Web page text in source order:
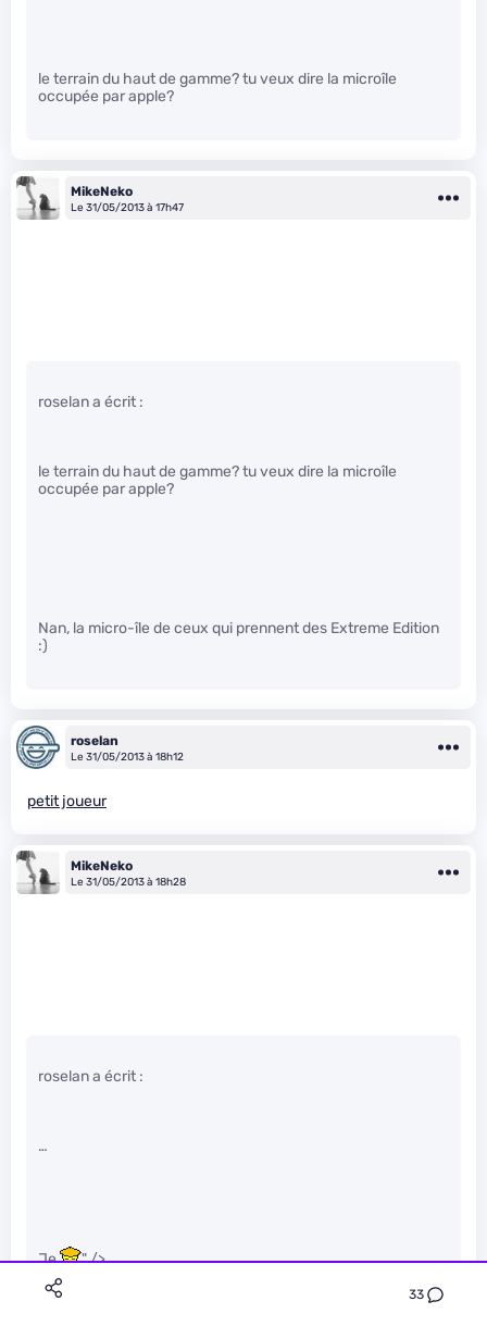
33
le terrain du haut de gamme? tu veux dire la microîle
occupée par apple?
MikeNeko
Le 31/05/2013 à 17h47
roselan a écrit :
le terrain du haut de gamme? tu veux dire la microîle
occupée par apple?
Nan, la micro-île de ceux qui prennent des Extreme Edition
:)
roselan
Le 31/05/2013 à 18h12
petit joueur
MikeNeko
Le 31/05/2013 à 18h28
roselan a écrit :
…
Je " />